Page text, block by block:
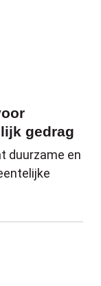
gedrag
duurzame en